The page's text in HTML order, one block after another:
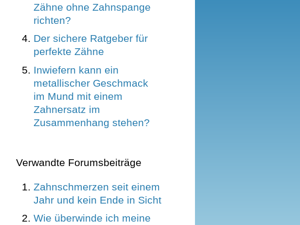
Zähne ohne Zahnspange
richten?
Der sichere Ratgeber für
perfekte Zähne
Inwiefern kann ein
metallischer Geschmack
im Mund mit einem
Zahnersatz im
Zusammenhang stehen?
Verwandte Forumsbeiträge
Zahnschmerzen seit einem
Jahr und kein Ende in Sicht
Wie überwinde ich meine